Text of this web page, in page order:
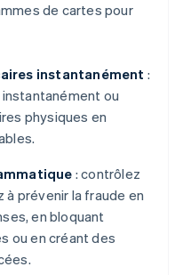
de cartes pour
instantanément :
ou
physiques en
: contrôlez
prévenir la fraude en
en bloquant
ou en créant des